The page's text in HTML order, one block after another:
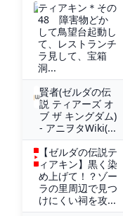
ティアキン＊その
48 障害物どか
して鳥望台起動し
て、レストランチ
ラ見して、宝箱
洞...
賢者(ゼルダの伝
説 ティアーズ オ
ブ ザ キングダム)
- アニヲタWiki(...
【ゼルダの伝説テ
ィアキン】黒く染
め上げて！？ゾー
ラの里周辺で見つ
けにくい祠を攻...